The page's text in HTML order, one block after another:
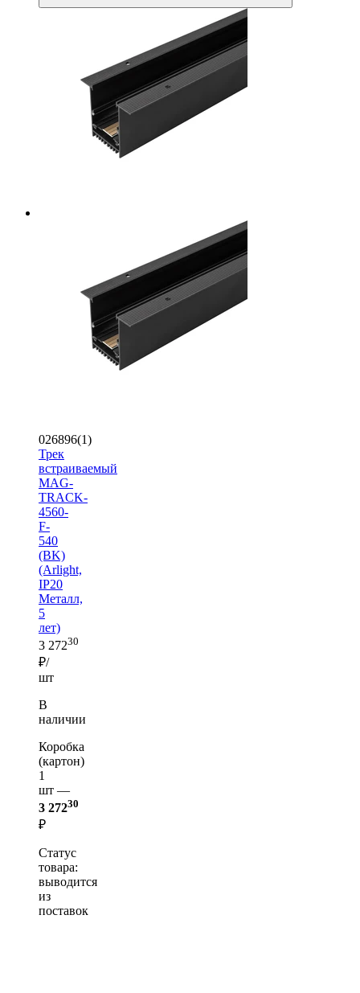
026896(1)
Трек
встраиваемый
MAG-
TRACK-
4560-
F-
540
(BK)
(Arlight,
IP20
Металл,
5
лет)
3 27230
₽/
шт
В
наличии
Коробка
(картон)
1
шт —
3 27230
₽
Статус
товара:
выводится
из
поставок